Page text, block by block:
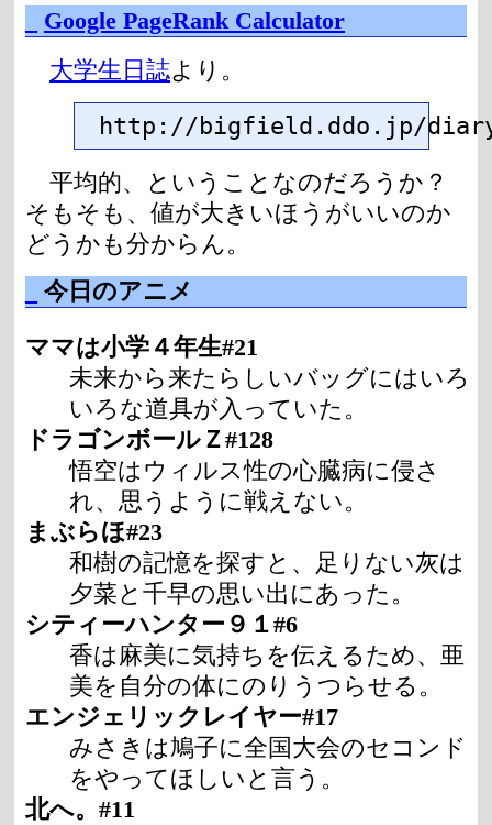
Google PageRank Calculator
大学生日誌より。
http://bigfield.ddo.jp/
平均的、ということなのだろうか？
そもそも、値が大きいほうがいいのか
どうかも分からん。
今日のアニメ
ママは小学４年生#21
未来から来たらしいバッグにはいろ
いろな道具が入っていた。
ドラゴンボールＺ#128
悟空はウィルス性の心臓病に侵さ
れ、思うように戦えない。
まぶらほ#23
和樹の記憶を探すと、足りない灰は
夕菜と千早の思い出にあった。
シティーハンター９１#6
香は麻美に気持ちを伝えるため、亜
美を自分の体にのりうつらせる。
エンジェリックレイヤー#17
みさきは鳩子に全国大会のセコンド
をやってほしいと言う。
北へ。#11